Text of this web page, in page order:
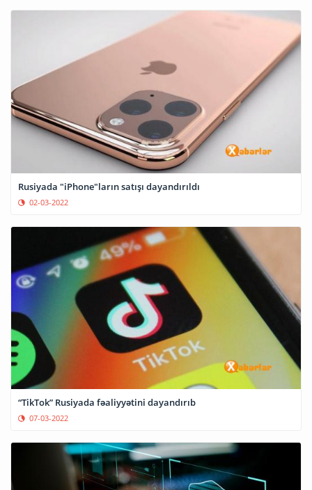
Rusiyada "iPhone"ların satışı dayandırıldı
02-03-2022
“TikTok” Rusiyada fəaliyyətini dayandırıb
07-03-2022